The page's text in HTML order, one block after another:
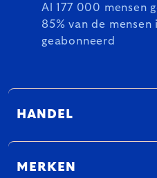
Al 177 000 mensen
85% van de
geabonneerd
HANDEL
MERKEN